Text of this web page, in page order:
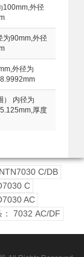
100mm,外径
为90mm,外径
外径为
） 内径为
厚度
NTN7030 C/DB
C
AC
： 7032 AC/DF